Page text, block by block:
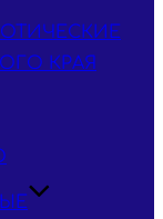
КРАЯ